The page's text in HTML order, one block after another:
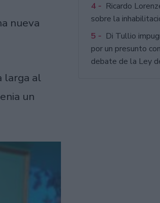
nueva
larga al
un
4 - Ricardo
sobre la
5 - Di Tullio
por un presunto
debate de la Ley